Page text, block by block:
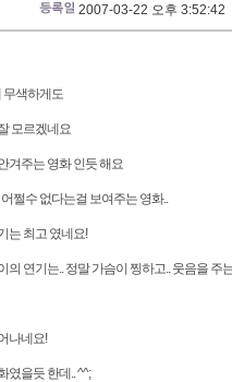
2007-03-22 오후 3:52:42
무색하게도
모르겠네요
겨주는 영화 인듯 해요
쩔수 없다는걸 보여주는 영화..
는 최고 였네요!
의 연기는.. 정말 가슴이 찡하고.. 웃음을 주
나네요!
였을듯 한데.. ^^;